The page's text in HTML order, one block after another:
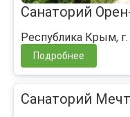
Санаторий
Республика Крым,
Подробнее
Санаторий